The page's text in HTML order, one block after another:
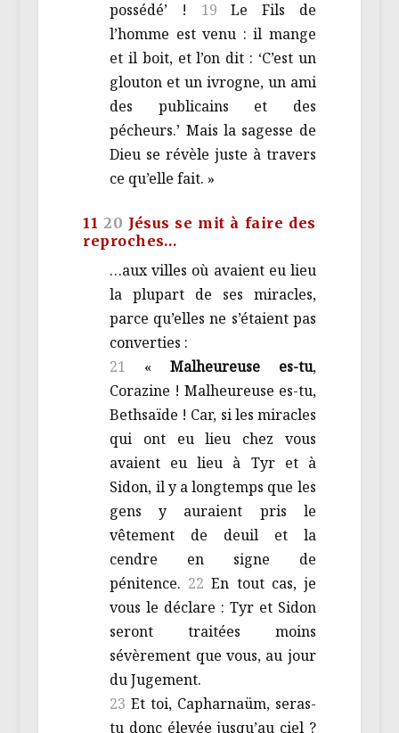
possédé’ ! 19Le Fils de
l’homme est venu : il mange
et il boit, et l’on dit : ‘C’est un
glouton et un ivrogne, un ami
des publicains et des
pécheurs.’ Mais la sagesse de
Dieu se révèle juste à travers
ce qu’elle fait. »
11 20 Jésus se mit à faire des
reproches…
…aux villes où avaient eu lieu
la plupart de ses miracles,
parce qu’elles ne s’étaient pas
converties :
21 « Malheureuse es-tu,
Corazine ! Malheureuse es-tu,
Bethsaïde ! Car, si les miracles
qui ont eu lieu chez vous
avaient eu lieu à Tyr et à
Sidon, il y a longtemps que les
gens y auraient pris le
vêtement de deuil et la
cendre en signe de
pénitence. 22En tout cas, je
vous le déclare : Tyr et Sidon
seront traitées moins
sévèrement que vous, au jour
du Jugement.
23Et toi, Capharnaüm, seras-
tu donc élevée jusqu’au ciel ?